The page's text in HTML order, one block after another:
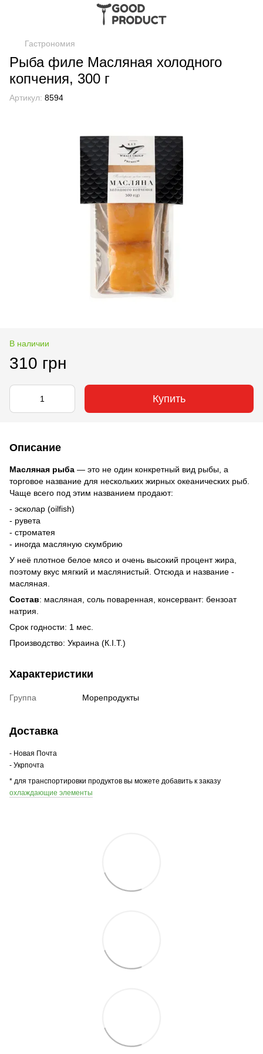
Гастрономия
Рыба филе Масляная холодного
копчения, 300 г
Артикул: 8594
В наличии
310 грн
Купить
Описание
Масляная рыба — это не один конкретный вид рыбы, а
торговое название для нескольких жирных океанических рыб.
Чаще всего под этим названием продают:
- эсколар (oilfish)
- рувета
- строматея
- иногда масляную скумбрию
У неё плотное белое мясо и очень высокий процент жира,
поэтому вкус мягкий и маслянистый. Отсюда и название -
масляная.
Состав: масляная, соль поваренная, консервант: бензоат
натрия.
Cрок годности: 1 мес.
Производство: Украина (К.І.Т.)
Характеристики
Группа Морепродукты
Доставка
- Новая Почта
- Укрпочта
* для транспортировки продуктов вы можете добавить к заказу
охлаждающие элементы